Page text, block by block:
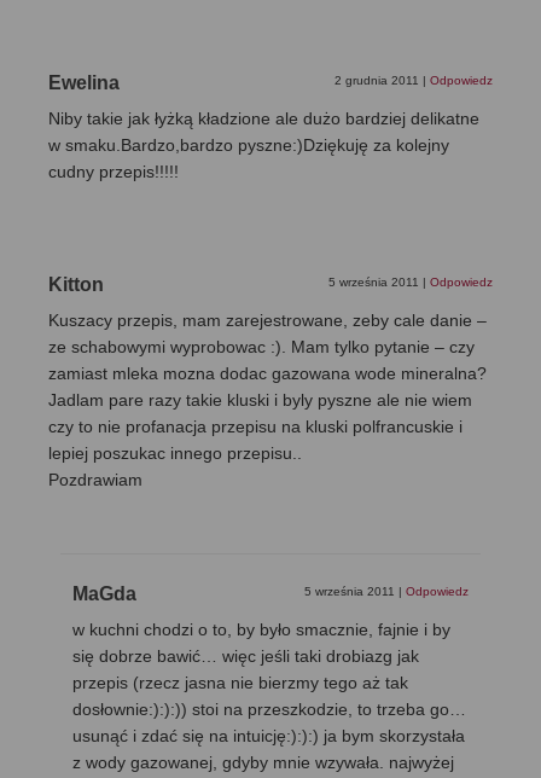
Ewelina 2 grudnia 2011 Odpowiedz
Niby takie jak łyżką kładzione ale dużo bardziej delikatne
w smaku.Bardzo,bardzo pyszne:)Dziękuję za kolejny
cudny przepis!!!!!
Kitton 5 września 2011 Odpowiedz
Kuszacy przepis, mam zarejestrowane, zeby cale danie –
ze schabowymi wyprobowac :). Mam tylko pytanie – czy
zamiast mleka mozna dodac gazowana wode mineralna?
Jadlam pare razy takie kluski i byly pyszne ale nie wiem
czy to nie profanacja przepisu na kluski polfrancuskie i
lepiej poszukac innego przepisu..
Pozdrawiam
MaGda 5 września 2011 Odpowiedz
w kuchni chodzi o to, by było smacznie, fajnie i by
się dobrze bawić… więc jeśli taki drobiazg jak
przepis (rzecz jasna nie bierzmy tego aż tak
dosłownie:):):)) stoi na przeszkodzie, to trzeba go…
usunąć i zdać się na intuicję:):):) ja bym skorzystała
z wody gazowanej, gdyby mnie wzywała. najwyżej